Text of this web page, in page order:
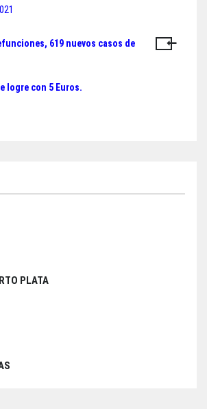
h
a
e
619 nuevos casos de
logre con 5 Euros.
PLATA